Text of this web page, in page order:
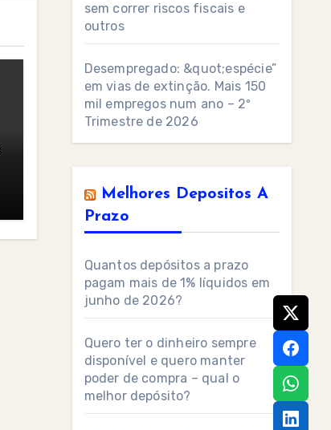
sem correr riscos fiscais e
outros
Desempregado: &quot;espécie”
em vias de extinção. Mais 150
mil empregos num ano – 2º
Trimestre de 2026
Melhores Depositos A
Prazo
Quantos depósitos a prazo
pagam mais de 1% líquidos em
junho de 2026?
Quero ter o dinheiro sempre
disponível e quero manter
poder de compra – qual o
melhor depósito?